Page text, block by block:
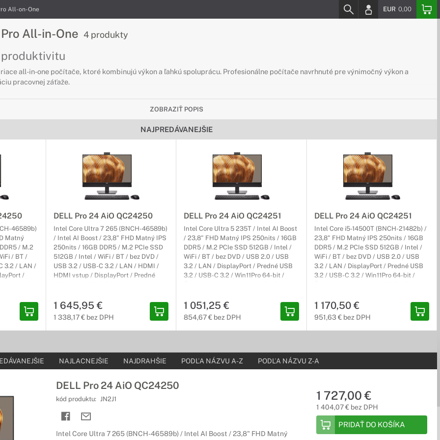
All-on-One EUR 0,00
All-in-One 4 produkty
produktivitu
all-in-one počítače, ktoré kombinujú výkon a ľahkú spoluprácu. Profesionálne počítače navrhnuté pre výnimočný výkon a
pracovnej záťaže.
ZOBRAZIŤ POPIS
NAJPREDÁVANEJŠIE
46589b)
Matný
/ M.2
/ BT /
3.2 / LAN /
/
DELL Pro 24 AiO QC24250
Intel Core Ultra 7 265 (BNCH-46589b)
/ Intel AI Boost / 23,8" FHD Matný IPS
250nits / 16GB DDR5 / M.2 PCIe SSD
512GB / Intel / WiFi / BT / bez DVD /
USB 3.2 / USB-C 3.2 / LAN / HDMI /
HDMI vstup / DisplayPort / Predné
ProSupport On-Site NBD
1 645,95 €
1 338,17 € bez DPH
DELL Pro 24 AiO QC24251
Intel Core Ultra 5 235T / Intel AI Boost
/ 23,8" FHD Matný IPS 250nits / 16GB
DDR5 / M.2 PCIe SSD 512GB / Intel /
WiFi / BT / bez DVD / USB 2.0 / USB
3.2 / LAN / DisplayPort / Predné USB
3.2 / USB-C 3.2 / Win11Pro 64-bit /
1 051,25 €
854,67 € bez DPH
DELL Pro 24 AiO QC24251
Intel Core i5-14500T (BNCH-21482b) /
23,8" FHD Matný IPS 250nits / 16GB
DDR5 / M.2 PCIe SSD 512GB / Intel /
WiFi / BT / bez DVD / USB 2.0 / USB
3.2 / LAN / DisplayPort / Predné USB
3.2 / USB-C 3.2 / Win11Pro 64-bit /
1 170,50 €
951,63 € bez DPH
NAJLACNEJŠIE NAJDRAHŠIE PODĽA NÁZVU A-Z PODĽA NÁZVU Z-A
DELL Pro 24 AiO QC24250
kód produktu: JN2J1
Intel Core Ultra 7 265 (BNCH-46589b) / Intel AI Boost / 23,8" FHD Matný
1 727,00 €
1 404,07 € bez DPH
PRIDAŤ DO KOŠÍKA